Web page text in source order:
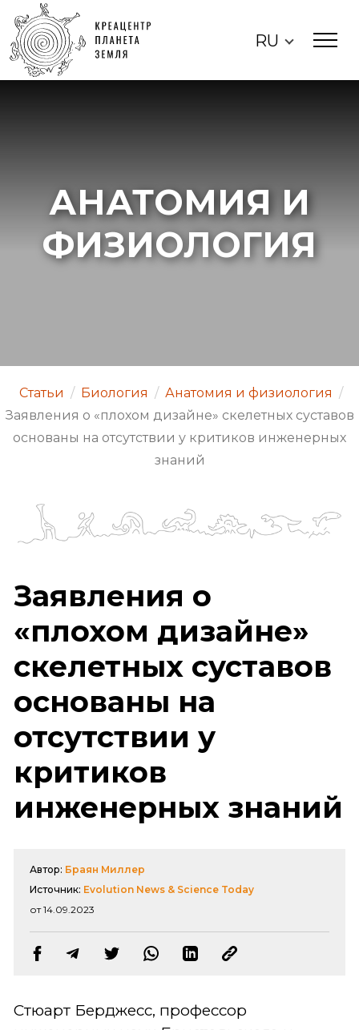
RU
АНАТОМИЯ И
ФИЗИОЛОГИЯ
Статьи / Биология / Анатомия и физиология /
Заявления о «плохом дизайне» скелетных суставов
основаны на отсутствии у критиков инженерных
знаний
Заявления о
«плохом дизайне»
скелетных суставов
основаны на
отсутствии у
критиков
инженерных знаний
Автор: Браян Миллер
Источник: Evolution News & Science Today
от 14.09.2023
Стюарт Берджесс, профессор